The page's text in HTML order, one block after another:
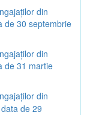
din
de 30 septembrie
din
de 31 martie
din
de 29